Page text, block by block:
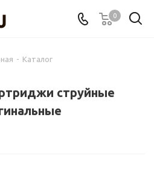
0
- Каталог
струйные